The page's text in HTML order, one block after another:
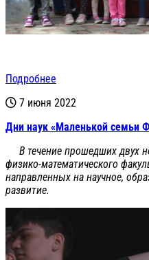
Подробнее
7 июня 2022
Дни наук «Маленькой семьи
В течение прошедших двух
физико-математического
направленных на научное,
развитие.